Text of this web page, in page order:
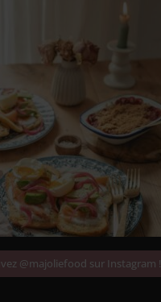
@majoliefood sur Instagram !